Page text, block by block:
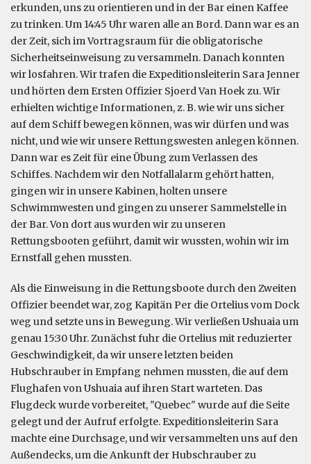
erkunden, uns zu orientieren und in der Bar einen Kaffee
zu trinken. Um 14:45 Uhr waren alle an Bord. Dann war es an
der Zeit, sich im Vortragsraum für die obligatorische
Sicherheitseinweisung zu versammeln. Danach konnten
wir losfahren. Wir trafen die Expeditionsleiterin Sara Jenner
und hörten dem Ersten Offizier Sjoerd Van Hoek zu. Wir
erhielten wichtige Informationen, z. B. wie wir uns sicher
auf dem Schiff bewegen können, was wir dürfen und was
nicht, und wie wir unsere Rettungswesten anlegen können.
Dann war es Zeit für eine Übung zum Verlassen des
Schiffes. Nachdem wir den Notfallalarm gehört hatten,
gingen wir in unsere Kabinen, holten unsere
Schwimmwesten und gingen zu unserer Sammelstelle in
der Bar. Von dort aus wurden wir zu unseren
Rettungsbooten geführt, damit wir wussten, wohin wir im
Ernstfall gehen mussten.
Als die Einweisung in die Rettungsboote durch den Zweiten
Offizier beendet war, zog Kapitän Per die Ortelius vom Dock
weg und setzte uns in Bewegung. Wir verließen Ushuaia um
genau 15:30 Uhr. Zunächst fuhr die Ortelius mit reduzierter
Geschwindigkeit, da wir unsere letzten beiden
Hubschrauber in Empfang nehmen mussten, die auf dem
Flughafen von Ushuaia auf ihren Start warteten. Das
Flugdeck wurde vorbereitet, "Quebec" wurde auf die Seite
gelegt und der Aufruf erfolgte. Expeditionsleiterin Sara
machte eine Durchsage, und wir versammelten uns auf den
Außendecks, um die Ankunft der Hubschrauber zu